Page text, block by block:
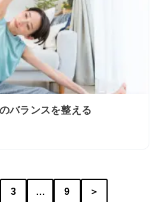
バランスを整える
3 9 ＞